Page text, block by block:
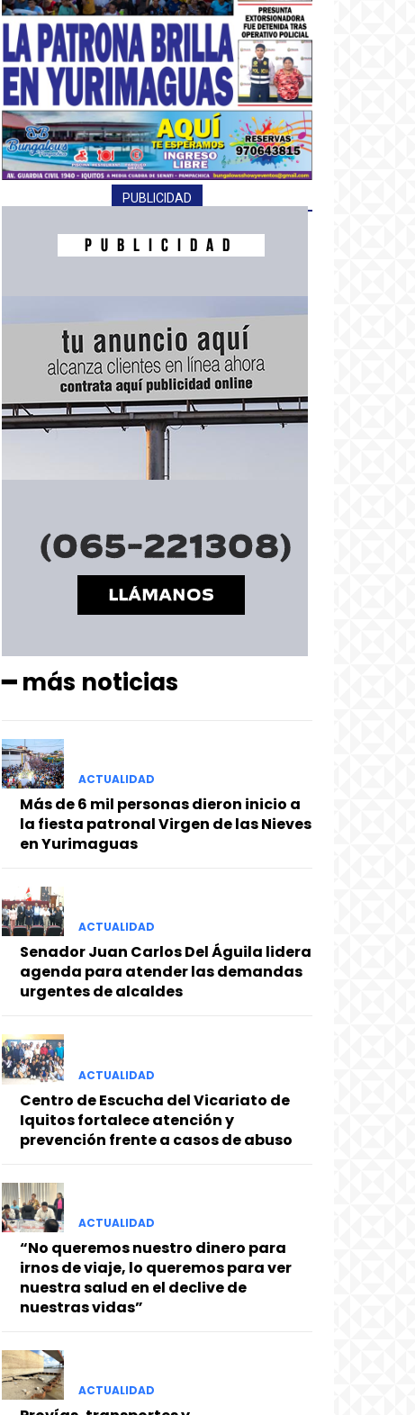
PUBLICIDAD
━ más noticias
ACTUALIDAD
Más de 6 mil personas dieron inicio a
la fiesta patronal Virgen de las Nieves
en Yurimaguas
ACTUALIDAD
Senador Juan Carlos Del Águila lidera
agenda para atender las demandas
urgentes de alcaldes
ACTUALIDAD
Centro de Escucha del Vicariato de
Iquitos fortalece atención y
prevención frente a casos de abuso
ACTUALIDAD
“No queremos nuestro dinero para
irnos de viaje, lo queremos para ver
nuestra salud en el declive de
nuestras vidas”
ACTUALIDAD